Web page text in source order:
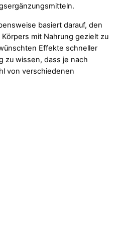
basiert darauf, den
mit Nahrung gezielt zu
Effekte schneller
zu wissen, dass je nach
von verschiedenen